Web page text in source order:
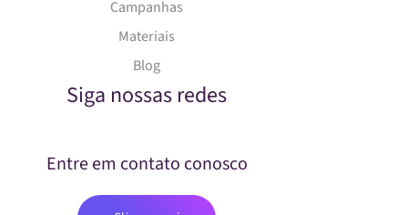
Campanhas
Materiais
Blog
Siga nossas redes
Entre em contato conosco